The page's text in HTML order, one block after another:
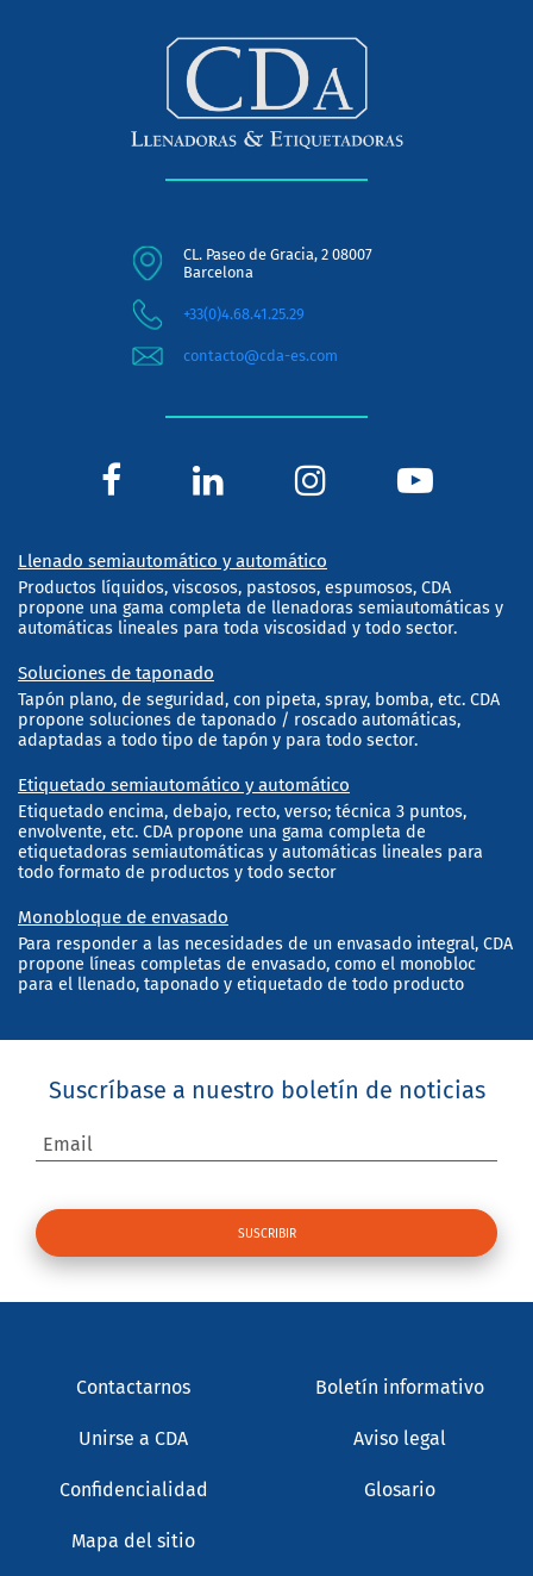
CL. Paseo de Gracia, 2 08007
Barcelona
+33(0)4.68.41.25.29
contacto@cda-es.com
Llenado semiautomático y automático
Productos líquidos, viscosos, pastosos, espumosos, CDA
propone una gama completa de llenadoras semiautomáticas y
automáticas lineales para toda viscosidad y todo sector.
Soluciones de taponado
Tapón plano, de seguridad, con pipeta, spray, bomba, etc. CDA
propone soluciones de taponado / roscado automáticas,
adaptadas a todo tipo de tapón y para todo sector.
Etiquetado semiautomático y automático
Etiquetado encima, debajo, recto, verso; técnica 3 puntos,
envolvente, etc. CDA propone una gama completa de
etiquetadoras semiautomáticas y automáticas lineales para
todo formato de productos y todo sector
Monobloque de envasado
Para responder a las necesidades de un envasado integral, CDA
propone líneas completas de envasado, como el monobloc
para el llenado, taponado y etiquetado de todo producto
Suscríbase a nuestro boletín de noticias
Email
Contactarnos Boletín informativo
Unirse a CDA Aviso legal
Confidencialidad Glosario
Mapa del sitio